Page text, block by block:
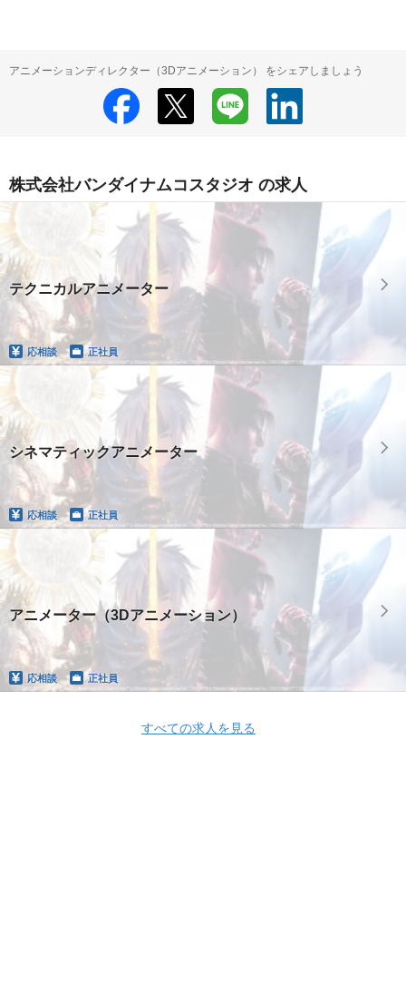
アニメーションディレクター（3Dアニメーション） をシェアしましょう
株式会社バンダイナムコスタジオ の求人
テクニカルアニメーター
応相談 正社員
シネマティックアニメーター
応相談 正社員
アニメーター（3Dアニメーション）
応相談 正社員
すべての求人を見る